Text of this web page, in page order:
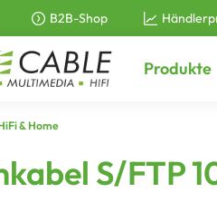
B2B-Shop
Produkte
& Home
S/FTP